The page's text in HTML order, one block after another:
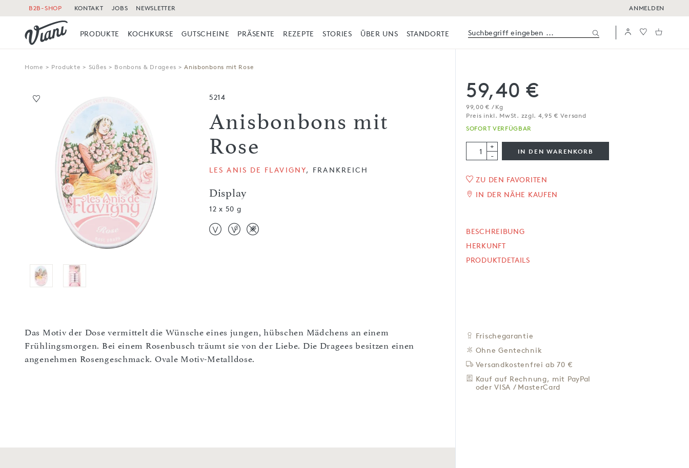
B2B-SHOP KONTAKT JOBS NEWSLETTER ANMELDEN
PRODUKTE KOCHKURSE GUTSCHEINE PRÄSENTE REZEPTE STORIES ÜBER UNS STANDORTE
Home > Produkte > Süßes > Bonbons & Dragees >Anisbonbons mit Rose
12 x 50 g
SOFORT VERFÜGBAR
59,40 €
IN DER NÄHE KAUFEN
BESCHREIBUNG
HERKUNFT
5214
Anisbonbons mit
Rose
Display
LES ANIS DE FLAVIGNY, FRANKREICH
12 x 50 g
SOFORT VERFÜGBAR
59,40 €
99,00 € / Kg
Preis inkl. MwSt. zzgl. 4,95 € Versand
+
-
IN DEN WARENKORB
ZU DEN FAVORITEN
IN DER NÄHE KAUFEN
BESCHREIBUNG
HERKUNFT
PRODUKTDETAILS
Frischegarantie
Ohne Gentechnik
Versandkostenfrei ab 70 €
Kauf auf Rechnung, mit PayPal
oder VISA / MasterCard
Das Motiv der Dose vermittelt die Wünsche eines jungen, hübschen Mädchens an einem
Frühlingsmorgen. Bei einem Rosenbusch träumt sie von der Liebe. Die Dragees besitzen einen
angenehmen Rosengeschmack. Ovale Motiv-Metalldose.